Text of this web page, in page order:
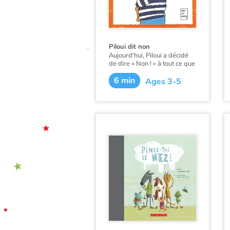
Piloui dit non
Aujourd'hui, Piloui a décidé
de dire « Non ! » à tout ce que
lui demande sa maman et son
papa. Vraiment tout ?
6 min Ages 3-5